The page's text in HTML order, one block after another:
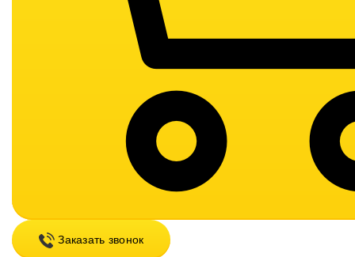
Заказать звонок